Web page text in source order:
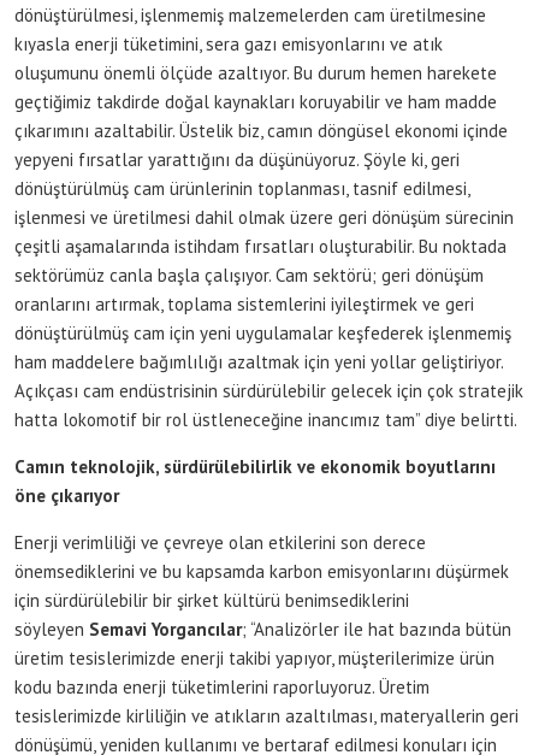
dönüştürülmesi, işlenmemiş malzemelerden cam üretilmesine
kıyasla enerji tüketimini, sera gazı emisyonlarını ve atık
oluşumunu önemli ölçüde azaltıyor. Bu durum hemen harekete
geçtiğimiz takdirde doğal kaynakları koruyabilir ve ham madde
çıkarımını azaltabilir. Üstelik biz, camın döngüsel ekonomi içinde
yepyeni fırsatlar yarattığını da düşünüyoruz. Şöyle ki, geri
dönüştürülmüş cam ürünlerinin toplanması, tasnif edilmesi,
işlenmesi ve üretilmesi dahil olmak üzere geri dönüşüm sürecinin
çeşitli aşamalarında istihdam fırsatları oluşturabilir. Bu noktada
sektörümüz canla başla çalışıyor. Cam sektörü; geri dönüşüm
oranlarını artırmak, toplama sistemlerini iyileştirmek ve geri
dönüştürülmüş cam için yeni uygulamalar keşfederek işlenmemiş
ham maddelere bağımlılığı azaltmak için yeni yollar geliştiriyor.
Açıkçası cam endüstrisinin sürdürülebilir gelecek için çok stratejik
hatta lokomotif bir rol üstleneceğine inancımız tam” diye belirtti.
Camın teknolojik, sürdürülebilirlik ve ekonomik boyutlarını
öne çıkarıyor
Enerji verimliliği ve çevreye olan etkilerini son derece
önemsediklerini ve bu kapsamda karbon emisyonlarını düşürmek
için sürdürülebilir bir şirket kültürü benimsediklerini
söyleyen Semavi Yorgancılar; “Analizörler ile hat bazında bütün
üretim tesislerimizde enerji takibi yapıyor, müşterilerimize ürün
kodu bazında enerji tüketimlerini raporluyoruz. Üretim
tesislerimizde kirliliğin ve atıkların azaltılması, materyallerin geri
dönüşümü, yeniden kullanımı ve bertaraf edilmesi konuları için